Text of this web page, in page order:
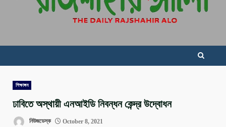
শিক্ষাঙ্গন
ঢাবিতে অস্থায়ী এনআইডি নিবন্ধন কেন্দ্র উদ্বোধন
নিউজডেস্ক October 8, 2021